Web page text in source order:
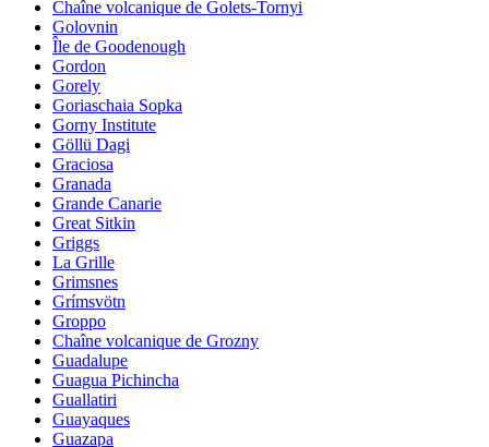
Chaîne volcanique de Golets-Tornyi
Golovnin
Île de Goodenough
Gordon
Gorely
Goriaschaia Sopka
Gorny Institute
Göllü Dagi
Graciosa
Granada
Grande Canarie
Great Sitkin
Griggs
La Grille
Grimsnes
Grímsvötn
Groppo
Chaîne volcanique de Grozny
Guadalupe
Guagua Pichincha
Guallatiri
Guayaques
Guazapa